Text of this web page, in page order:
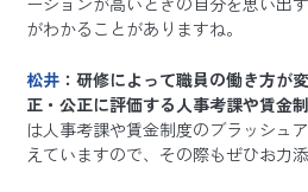
がわかることがありますね。
松井 ：研修によって職員の働き方が
正・公正に評価する人事考課や賃金
は人事考課や賃金制度のブラッシュ
えていますので、その際もぜひお力添